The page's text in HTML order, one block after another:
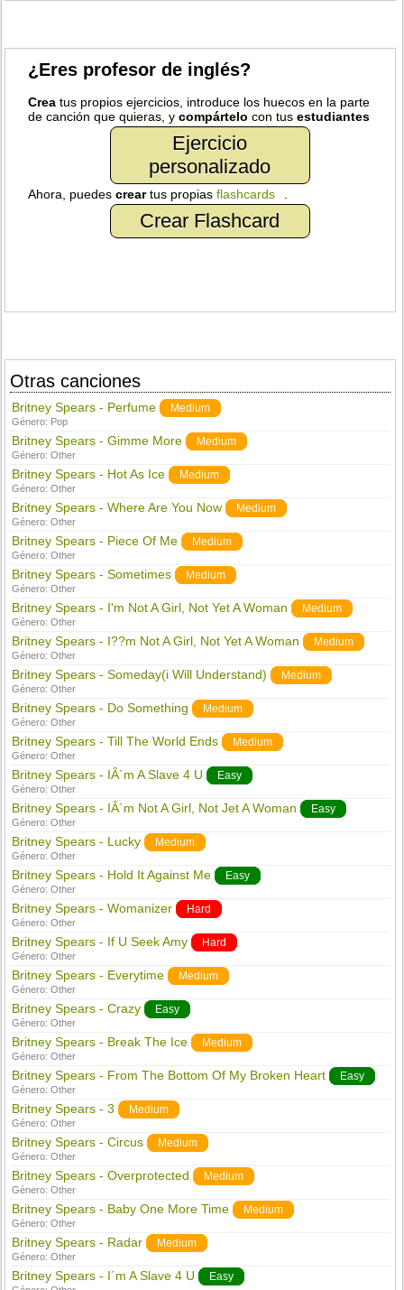
¿Eres profesor de inglés?
Crea tus propios ejercicios, introduce los huecos en la parte
de canción que quieras, ycompártelo con tusestudiantes
Ejercicio
personalizado
Ahora, puedescreartus propiasflashcards
Crear Flashcard
Otras canciones
Britney Spears - Perfume Medium
Género: Pop
Britney Spears - Gimme More Medium
Género:Other
Britney Spears - Hot As Ice Medium
Género:Other
Britney Spears - Where Are You Now Medium
Género:Other
Britney Spears - Piece Of Me Medium
Género:Other
Britney Spears - Sometimes Medium
Género:Other
Britney Spears - I'm Not A Girl, Not Yet A Woman Medium
Género:Other
Britney Spears - I??m Not A Girl, Not Yet A Woman Medium
Género:Other
Britney Spears - Someday(i Will Understand) Medium
Género:Other
Britney Spears - Do Something Medium
Género:Other
Britney Spears - Till The World Ends Medium
Género:Other
Britney Spears - IÂ´m A Slave 4 U Easy
Género:Other
Britney Spears - IÂ´m Not A Girl, Not Jet A Woman Easy
Género:Other
Britney Spears - Lucky Medium
Género:Other
Britney Spears - Hold It Against Me Easy
Género:Other
Britney Spears - Womanizer Hard
Género:Other
Britney Spears - If U Seek Amy Hard
Género:Other
Britney Spears - Everytime Medium
Género:Other
Britney Spears - Crazy Easy
Género:Other
Britney Spears - Break The Ice Medium
Género:Other
Britney Spears - From The Bottom Of My Broken Heart Easy
Género:Other
Britney Spears - 3 Medium
Género:Other
Britney Spears - Circus Medium
Género:Other
Britney Spears - Overprotected Medium
Género:Other
Britney Spears - Baby One More Time Medium
Género:Other
Britney Spears - Radar Medium
Género:Other
Britney Spears - I´m A Slave 4 U Easy